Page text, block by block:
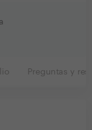
Preguntas y